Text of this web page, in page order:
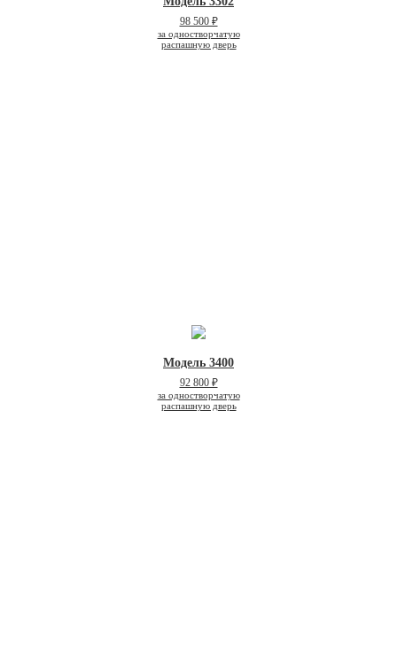
98 500 ₽
за одностворчатую
распашную дверь
Модель 3400
92 800 ₽
за одностворчатую
распашную дверь